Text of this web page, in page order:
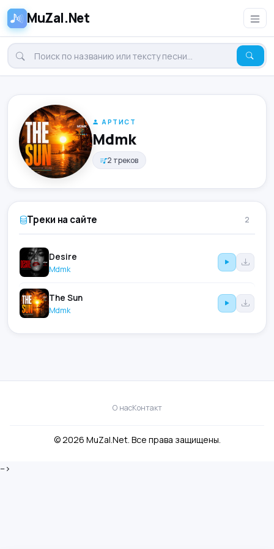
MuZal.Net
АРТИСТ
Mdmk
2 треков
Треки на сайте 2
Desire
Mdmk
The Sun
Mdmk
О насКонтакт
© 2026 MuZal.Net. Все права защищены.
-->